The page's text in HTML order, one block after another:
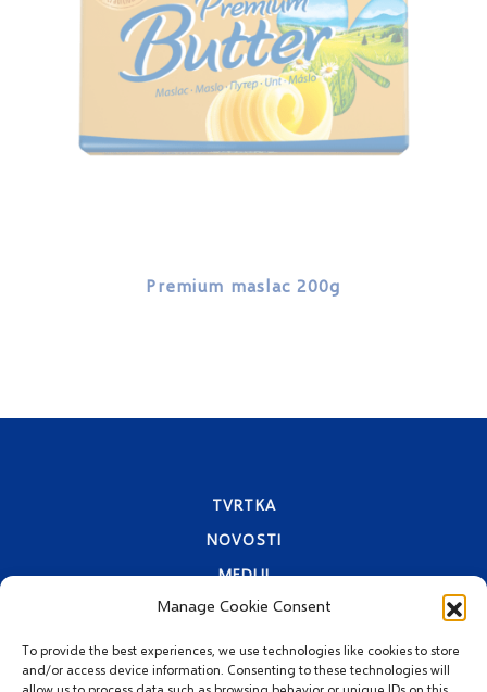
Manage Cookie Consent
To provide the best experiences, we use technologies like cookies to store
and/or access device information. Consenting to these technologies will
Premium maslac 200g
TVRTKA
NOVOSTI
MEDIJI
KONTAKTI
PRAVA PRIVATNOSTI